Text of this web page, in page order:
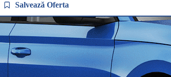
Salvează Oferta